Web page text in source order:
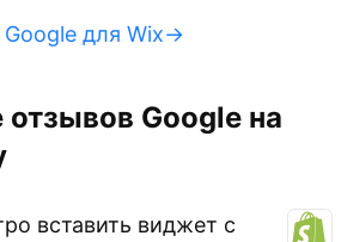
для Wix→
Google на
вставить виджет с